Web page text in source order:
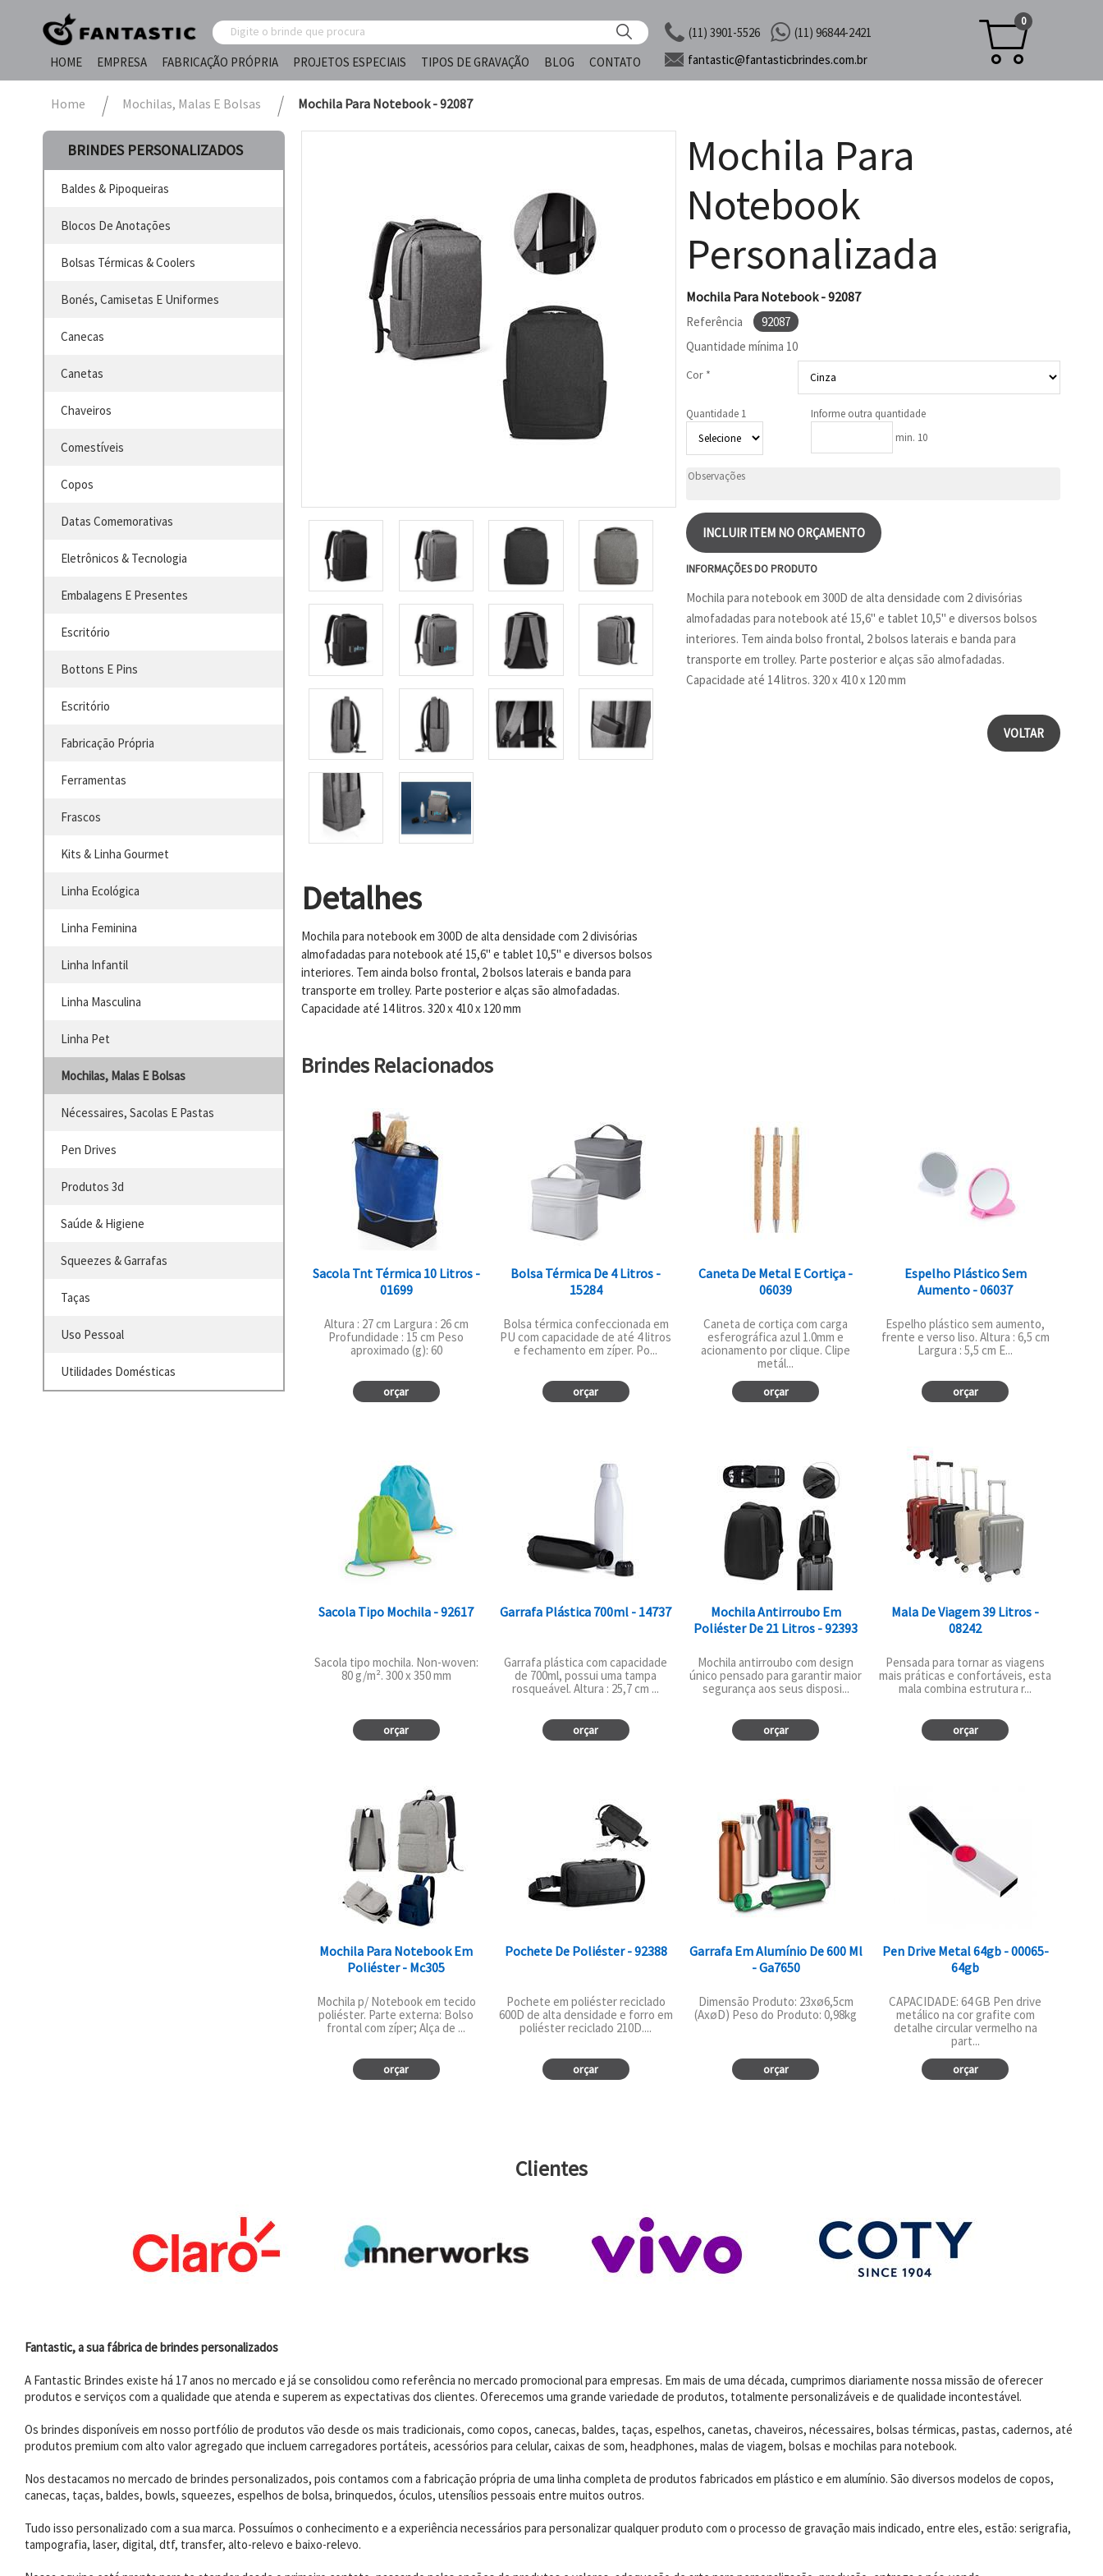
(11) 3901-5526
(11) 96844-2421
HOME
EMPRESA FABRICAÇÃO PRÓPRIA PROJETOS ESPECIAIS TIPOS DE GRAVAÇÃO BLOG CONTATO fantastic@fantasticbrindes.com.br
0
Home Mochilas, Malas E Bolsas Mochila Para Notebook - 92087
BRINDES PERSONALIZADOS
Baldes & Pipoqueiras
Blocos De Anotações
Bolsas Térmicas & Coolers
Bonés, Camisetas E Uniformes
Canecas
Canetas
Chaveiros
Comestíveis
Copos
Datas Comemorativas
Eletrônicos & Tecnologia
Embalagens E Presentes
Escritório
Bottons E Pins
Escritório
Fabricação Própria
Ferramentas
Frascos
Kits & Linha Gourmet
Linha Ecológica
Linha Feminina
Linha Infantil
Linha Masculina
Linha Pet
Mochilas, Malas E Bolsas
Nécessaires, Sacolas E Pastas
Pen Drives
Produtos 3d
Saúde & Higiene
Squeezes & Garrafas
Taças
Uso Pessoal
Utilidades Domésticas
Detalhes
Mochila para notebook em 300D de alta densidade com 2 divisórias
almofadadas para notebook até 15,6" e tablet 10,5" e diversos bolsos
interiores. Tem ainda bolso frontal, 2 bolsos laterais e banda para
transporte em trolley. Parte posterior e alças são almofadadas.
Capacidade até 14 litros. 320 x 410 x 120 mm
Mochila Para
Notebook
Personalizada
Mochila Para Notebook - 92087
Referência
92087
Quantidade mínima 10
Cor *
Quantidade 1
Informe outra quantidade
min. 10
INCLUIR ITEM NO ORÇAMENTO
INFORMAÇÕES DO PRODUTO
Mochila para notebook em 300D de alta densidade com 2 divisórias
almofadadas para notebook até 15,6" e tablet 10,5" e diversos bolsos
interiores. Tem ainda bolso frontal, 2 bolsos laterais e banda para
transporte em trolley. Parte posterior e alças são almofadadas.
Capacidade até 14 litros. 320 x 410 x 120 mm
VOLTAR
Brindes Relacionados
Sacola Tnt Térmica 10 Litros -
01699
Altura : 27 cm Largura : 26 cm
Profundidade : 15 cm Peso
aproximado (g): 60
orçar
Bolsa Térmica De 4 Litros -
15284
Bolsa térmica confeccionada em
PU com capacidade de até 4 litros
e fechamento em zíper. Po...
orçar
Caneta De Metal E Cortiça -
06039
Caneta de cortiça com carga
esferográfica azul 1.0mm e
acionamento por clique. Clipe
metál...
orçar
Espelho Plástico Sem
Aumento - 06037
Espelho plástico sem aumento,
frente e verso liso. Altura : 6,5 cm
Largura : 5,5 cm E...
orçar
Sacola Tipo Mochila - 92617
Sacola tipo mochila. Non-woven:
80 g/m². 300 x 350 mm
orçar
Garrafa Plástica 700ml - 14737
Garrafa plástica com capacidade
de 700ml, possui uma tampa
rosqueável. Altura : 25,7 cm ...
orçar
Mochila Antirroubo Em
Poliéster De 21 Litros - 92393
Mochila antirroubo com design
único pensado para garantir maior
segurança aos seus disposi...
orçar
Mala De Viagem 39 Litros -
08242
Pensada para tornar as viagens
mais práticas e confortáveis, esta
mala combina estrutura r...
orçar
Mochila Para Notebook Em
Poliéster - Mc305
Mochila p/ Notebook em tecido
poliéster. Parte externa: Bolso
frontal com zíper; Alça de ...
orçar
Pochete De Poliéster - 92388
Pochete em poliéster reciclado
600D de alta densidade e forro em
poliéster reciclado 210D....
orçar
Garrafa Em Alumínio De 600 Ml
- Ga7650
Dimensão Produto: 23xø6,5cm
(AxøD) Peso do Produto: 0,98kg
orçar
Pen Drive Metal 64gb - 00065-
64gb
CAPACIDADE: 64 GB Pen drive
metálico na cor grafite com
detalhe circular vermelho na
part...
orçar
Clientes
Fantastic, a sua fábrica de brindes personalizados
A Fantastic Brindes existe há 17 anos no mercado e já se consolidou como referência no mercado promocional para empresas. Em mais de uma década, cumprimos diariamente nossa missão de oferecer
produtos e serviços com a qualidade que atenda e superem as expectativas dos clientes. Oferecemos uma grande variedade de produtos, totalmente personalizáveis e de qualidade incontestável.
Os brindes disponíveis em nosso portfólio de produtos vão desde os mais tradicionais, como copos, canecas, baldes, taças, espelhos, canetas, chaveiros, nécessaires, bolsas térmicas, pastas, cadernos, até
produtos premium com alto valor agregado que incluem carregadores portáteis, acessórios para celular, caixas de som, headphones, malas de viagem, bolsas e mochilas para notebook.
Nos destacamos no mercado de brindes personalizados, pois contamos com a fabricação própria de uma linha completa de produtos fabricados em plástico e em alumínio. São diversos modelos de copos,
canecas, taças, baldes, bowls, squeezes, espelhos de bolsa, brinquedos, óculos, utensílios pessoais entre muitos outros.
Tudo isso personalizado com a sua marca. Possuímos o conhecimento e a experiência necessários para personalizar qualquer produto com o processo de gravação mais indicado, entre eles, estão: serigrafia,
tampografia, laser, digital, dtf, transfer, alto-relevo e baixo-relevo.